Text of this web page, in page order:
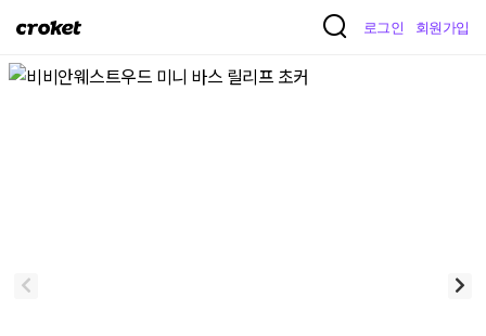
크
켓
로그인 회원가입